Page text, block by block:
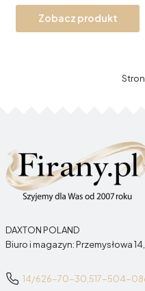
Zobacz produkt
DAXTON POLAND
Biuro i magazyn: Przemysłowa
14/626-70-30, 517-504-